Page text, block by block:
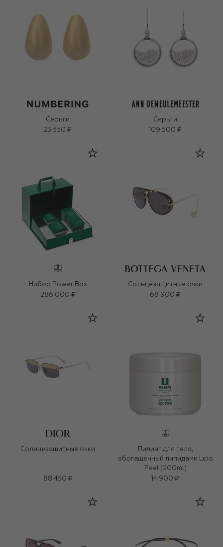
Серьги
23 550 ₽
Серьги
109 500 ₽
Набор Power Box
286 000 ₽
Солнцезащитные очки
68 900 ₽
Солнцезащитные очки
88 450 ₽
Пилинг для тела,
обогащенный липидами Lipo
Peel (200ml)
14 900 ₽